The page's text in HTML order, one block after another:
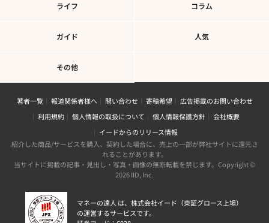
ライフ コラム
ガイド 人気
その他
著者一覧 報道関係者様へ 問い合わせ 寄稿希望
広告掲載のお問い合わせ
利用規約
個人情報の取扱について 個人情報保護方針
会社概要
イードからのリリース情報
紹介した商品/サービスを購入、契約した場合に、売上の一部が弊社サイトに還元さ
れることがあります。
当サイトに掲載の記事・見出し・写真・画像の無断転載を禁じます。Copyright ©
2026 IID, Inc.
マネーの達人 は、株式会社イード（東証グロース上場）
の運営するサービスです。